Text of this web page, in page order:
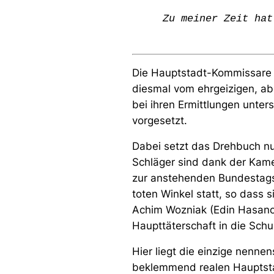
Zu meiner Zeit hat
Die Hauptstadt-
diesmal vom ehrgeizigen,
bei ihren Ermittlungen
vorgesetzt.
Dabei setzt das Drehbuch
Schläger sind dank der
zur anstehenden
toten Winkel statt, so dass
Achim Wozniak (Edin
Haupttäterschaft in die
Hier liegt die einzige
beklemmend realen